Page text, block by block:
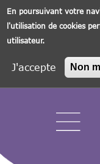
En poursuivant votre
l'utilisation de cookies
utilisateur.
J'accepte Non